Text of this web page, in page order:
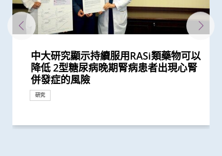
中大研究顯示持續服用RASi類藥物可以
降低 2型糖尿病晚期腎病患者出現心腎
併發症的風險
研究
「賽馬會年輕糖尿支援計劃」為逾900
糖尿病年青患者提供連續血糖監測儀
數據顯示有效管控血糖 大幅降低嚴...
健康推廣計劃
與牛津大學十年研究合作 中大開發首
個華人糖尿預後預測模型
研究
中大醫學院揭示可發酵碳水化合物飲食
介入治療 可加強二甲雙胍 metformin
預防2型糖尿病療效
研究
中大研究發現2型糖尿病對香港生產力
及經濟造成重大損失 年輕群組影響尤
為嚴重
研究
中大發現新基因標記可預測糖尿病人患
冠心病風險 凸顯糖尿病精準治療的潛
力
研究
中大發現年輕糖尿病前期患者患糖尿病
的終生風險高達90% 心血管疾病風險增
近70%
研究
中大全球首證血糖波動不穩的肥胖型糖
尿病患者有較高患癌風險 並證實接受
一類常用降血壓藥物的糖尿病患者患...
研究
中大研究顯示糖尿病死亡率及併發症發
生率正下降 唯年輕糖尿病患者情況未
見改善
研究
中大研究指朋儕關顧 可減少受情緒困
擾之糖尿患者住院百分比
研究
中大發現糖尿患者患抑鬱症風險為一般
人的兩倍 倡以一分鐘問卷及早評估糖
尿患者的精神健康狀況
研究
中文大學與上海交通大學成功發現預測
中國人糖尿病的基因標記
研究
中大教授陳重娥獲頒「清野裕傑出領袖
獎」 成為本港首名學者榮膺亞洲糖尿
病教研最高榮譽
獎項及榮譽
中大領導之國際研究發現2型糖尿病患
者併發腎病及心血管疾病的代謝生物標
誌物
研究
中大研究顯示現實中僅少數2型糖尿病
患者能成功透過早期減重控制血糖以至
停藥
研究
中大醫學院一期臨床研究中心成立十周
年 完成逾150項早期臨床試驗項目 助癌
症及糖尿病患者確立新治療藥物
研究
新計劃啟動 支援年輕糖尿病患者
健康推廣計劃
中大醫學院領導國際研究顯示 成人1 型
糖尿病的新症發病率較傳統預期高
研究
中大研究顯示DNA端粒長度可用於預測
糖尿病患者腎功能衰退
研究
中大醫學院聯同全球糖尿病知名專家合
作四年 為《刺針》制定糖尿病多元綜
合策略
國際合作
中大研究發現「DNA端粒長度縮短」為
有效生物標記 能識別有較高心血管疾
病風險的糖尿病人
研究
中大醫學院與阿斯利康首度合作糖尿病
腎病研究 制訂全球應對糖尿病腎病新
策略
國際合作
患有多囊卵巢綜合症華人女性的糖尿病
風險是非患病人士的4倍
研究
中大醫學院陳重娥教授獲頒國際獎項以
表揚在糖尿病研究及治理的卓越貢獻
獎項及榮譽
中大研究發現每6位糖尿病患者有1位出
現腎功能急劇下降
研究
中大建議所有孕婦作口服葡萄糖耐量測
試 全港兩成孕婦患妊娠糖尿 研究發現
其子女糖尿病風險為同齡兒童3倍
研究
中大研究發現每5名糖尿病患者中 1人
因脂肪肝引致嚴重肝纖維化或肝硬化
研究
中大研究新模式完善中國糖尿病護理系
統
研究
中大研究顯示年輕及體重正常人士亦具
罹患糖尿病風險 籲把握「黃金五年」
確診期減併發症機會
研究
中大成立嶄新 ITECH醫療科技評估平台
推動健康經濟分析及價值醫療
研究
中大開展為期四年DNA檢測計劃篩查
9,000名成年人士 以識別罹患早發性糖
尿病的高風險群組
健康推廣計劃
中大醫學院長達近20年追蹤研究 揭示
妊娠糖尿及懷孕期血糖上升對孕婦及子
女的長期健康風險
研究
中大銀屑病關節炎研究重要突破 成功
修復受損關節骨頭 亦可保護關節結構
預防變形惡化
研究
中大醫學院跨國合作研究成功開發針對
華人群體的「1型糖尿病基因風險評
分」工具 大幅提升糖尿病分類診斷準...
研究
中大發現調整生活方式的介入治療方案
可減輕近七成愛滋病病毒感染者的代謝
性脂肪肝病情
研究
中大證NT-proBNP有助預測2型糖尿病
患者併發心血管病及腎病風險
研究
中大利用腸道微生物辨別慢性腸道疾病
研究
中大威院成功以單一導管同時修補二尖
瓣及三尖瓣 治療嚴重心瓣倒流新突破
研究
中大領導的跨國研究發現可準確預測糖
尿病病人患上心血管疾病之生物標誌物
勢將改寫臨床指引
研究
中大研究顯示類風濕關節炎患者日服5
毫克皮質類固醇 出現心血管疾病的風
險增一倍
研究
中大證實「醫健通」健康管理功能有助
糖尿病自我管理
研究
新冠疫苗復必泰及科興引發之「T細胞
反應」可有效預防不同新冠病毒變異株
引起的嚴重疾病
研究
中大研究證實新冠口服藥有效降低院舍
長者五成入院風險及防止病情惡化
研究
中大成功研發新演算法預測糖尿病腎臟
病變 簡單抽血即可助醫生及早發現2型
糖尿病患者的腎臟問題
研究
中大新技術有效評估愛滋病病毒感染者
的心臟病風險
研究
中大調查發現半數香港孕婦懷孕初期鈉
攝取超標
研究
港大及中大醫學院聯合研究發現已接種
疫苗人士 在感染新型冠狀病毒變異株
Omicron後能對不同的新冠病毒變異...
研究
中大醫學院馬青雲教授獲亞洲糖尿病研
究協會表揚研究成就及貢獻
獎項及榮譽
中大研究顯示空氣污染地區居住者 可
安全地透過定期運動預防罹患糖尿病
研究
四成港人腸道微生態失衡情況與新冠患
者類似 中大研發「微生態免疫力配
方」證有效促進新冠患者康復 有望提...
研究
中大研究顯示新冠肺炎患者常見有肝臟
受損問題 建議監測患者肝功能 及早發
現病情惡化
研究
中大發現糖尿病或為感染新冠肺炎高危
因素 研究有助了解病毒致病潛在機制
研究
中大醫學院兩名傑出學者 獲裘槎基金
會頒發「裘槎優秀醫學科研者獎2020」
獎項及榮譽
多元化預防衰老活動有助減低衰老狀況
逾8成「前期衰老」長者逆轉為「非衰
老」
研究
中大為5,000港人免費驗腦 開展人口
基礎研究追蹤本港腦健康狀況
研究
中大發現嚴重睡眠窒息症未經治療患者
手術後較易出現心血管問題 籲手術前
進行睡眠窒息症評估以減風險
研究
中大成立「張金菱治療柏金遜綜合症研
究中心」 跨學科研嶄新方法 減慢柏金
遜病程
研究
中大全球首個「快速眼動睡眠行為障
礙」家庭研究 揭柏金遜病家族遺傳傾
向高達6倍 追蹤初期症狀如便秘 可提...
研究
中大研究證實低劑量三環抗抑鬱藥有助
改善難治性胃功能失調
研究
中大研究警示懷孕婦女注意體重增幅
研究
中大研究證實銀屑病關節炎患者炎症綜
合指數持續達標 能降低罹患心血管疾
病風險
研究
中大研究揭示全球大腸癌發病率有年輕
化趨勢
研究
中大為本港老化人口制訂標準化認知測
試 及早辨識認知障礙症患者
臨床服務
中大研究發現非酒精性脂肪肝誘發肝癌
的關鍵致癌基因
研究
中大研究揭乙肝康復者仍存罹患肝癌風
險
研究
中大公布世界首個全球「炎症性腸病」
於本世紀發病率及流行率系統性回顧研
究 發現本港發病率於過去30年急升...
研究
中大開展全球首個以「視網膜影像」篩
查華人阿茲海默症研究
研究
中大研究發現心房顫動引致中風個案15
年間上升3倍 宜及早服用抗凝血藥預防
中風
研究
中大研究證實家居診治睡眠窒息症成效
滿意 可處理半數公立醫院成人個案 大
幅縮減八成輪候時間
研究
中大公布全球首個幽門螺旋菌流行病學
大型分析 揭全球44億人感染 亞洲包括
香港逾半人口為帶菌者
研究
中大夥澳洲專家研究東半球炎症性腸病
獲近年最大研究資助金額 勢揭腸道微
生物群之謎
研究
中大研究揭示脂肪肝問題不是肥胖人士
獨有
研究
中大教授成為全球首位華人獲頒「世界
中風組織主席中風貢獻獎」 全球首創
「脈磁激法」助中風患者復修腦部功...
獎項及榮譽
中大成立周佩芳認知障礙預防研究中心
設立一站式簡易網站提供認知障礙症資
訊
研究
中大全球首項研究確認新大腸癌高風險
群組
研究
中大成立全球首個華人「早發性認知障
礙症」研究登記冊
研究
中大港大率先應用3D打印技術於複雜
心臟手術
研究
中大與全球30多國專家合作研究 發現
小中風新藥物療法
研究
中大與多國中風專家領導一項全球研究
發現及早評估與治療「小中風」可降低
七成中風風險
研究
中大就七種常見呼吸道病毒進行全港首
個流行病學分析 發現「呼吸道合胞病
毒」及「甲型流感」為兩大致命病毒
研究
中大公布亞洲首項針對肥胖「睡眠窒息
症」患者生活模式研究 證實個人化輔
導療程有效減輕病情
研究
中大篩查發現每三名社區長者就有一人
患腦小血管病 藉世界中風日呼籲及早
預防
臨床服務
中大研究「腸道微生物移植」治療難辨
梭菌感染 治癒率為傳統抗生素治療的3
倍
研究
中大率先引入「高頻信號檢測」技術以
確定腦部手術範圍 有效提升複雜性腦
癇症手術成效約三成
外科創新技術
中大醫學院許樹昌教授於《刺針》發表
評論新沙士文章 強調醫院感染控制措
施對控制疫情極為重要
研究
中大倡議新藥物治療標準逆轉腦血管硬
化
研究
中大最新研究揭示本港每年逾十萬非酒
精性脂肪肝新症
研究
中大與養和醫院攜手研究 發現抑鬱症
患者出現睡眠行為障礙或是腦退化先兆
研究
中大提倡結合房顫篩查及藥物教育 助
長者減低中風風險
臨床服務
社區衰老狀況篩查 發現65歲或以上的
社區人口中 過半已踏入前期衰老
研究
頭頸放射治療增中風風險 中大證實
「頸動脈支架成型術」成效顯著
研究
中大研究發現囊性纖維化與糖尿病關連
的原因
研究
中大研究指六成糖尿病患者睡眠質素欠
佳 中醫耳穴療法有助改善睡眠質素及
控制血糖
研究
中大與理大攜手在威院推行24小時遠程
中風溶栓治療服務
臨床服務
中大公布香港慢性腎病透析患者就業研
究並提倡中末期患者接受透析前的早期
教育計劃
研究
中大公布小中風的最新藥物治療方法
研究
香港和澳門的炎症性腸病新增個案高踞
亞太區首三位 中大成立資料庫助市民
增加認知
研究
中大制訂肝癌風險評估指數 準確預測
乙肝病人的肝癌風險
研究
中大率先採用三維心臟超聲波以識别高
風險二尖瓣脱垂患者
研究
中大建議以舒緩性手法護理末期腦退化
症患者的吞嚥困難
研究
中大成功研發全自動化視網膜圖像分析
系統 有助糖尿病患者預防中風
研究
中大研究發現攝取過量鹽份會導致高血
壓及增加中風機會
研究
中大展開全港睡眠健康教育及改善計劃
建立健康睡眠及健康校園生活
健康推廣計劃
中大及港大研究團隊攜手成功發現腦癇
新基因標記
研究
中大率亞洲腎科專家倡議慢性腎病早期
診斷計劃
研究
中大證實為頸血管狹窄進行支架成型治
療及 為心臟衰竭患者植入心臟肌肉收
縮調節器成效顯著
研究
中大三名學者獲頒本年度裘槎基金會優
秀科研者獎
獎項及榮譽
中大公佈本港嚴重人類豬型流感的最新
情況
研究